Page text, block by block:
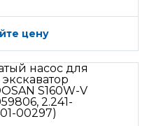
цену